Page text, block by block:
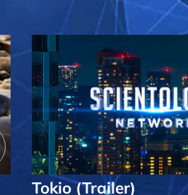
Tokio (Trailer)